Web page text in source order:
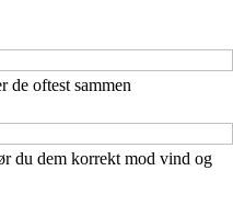
de oftest sammen
du dem korrekt mod vind og